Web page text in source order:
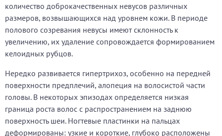
количество доброкачественных невусов различных
размеров, возвышающихся над уровнем кожи. В периоде
полового созревания невусы имеют склонность к
увеличению, их удаление сопровождается формированием
келоидных рубцов.
Нередко развивается гипертрихоз, особенно на передней
поверхности предплечий, алопеция на волосистой части
головы. В некоторых эпизодах определяется низкая
граница роста волос с распространением на заднюю
поверхность шеи. Ногтевые пластинки на пальцах
деформированы: узкие и короткие, глубоко расположены